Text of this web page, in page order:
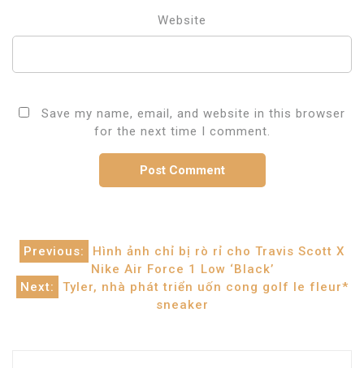
Website
Save my name, email, and website in this browser
for the next time I comment.
Post
navigation
Previous:
Hình ảnh chỉ bị rò rỉ cho Travis Scott X
Nike Air Force 1 Low ‘Black’
Next:
Tyler, nhà phát triển uốn cong golf le fleur*
sneaker